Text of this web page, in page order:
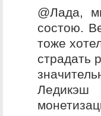
@Лада,
состою.
тоже
страдать
Ледикэш